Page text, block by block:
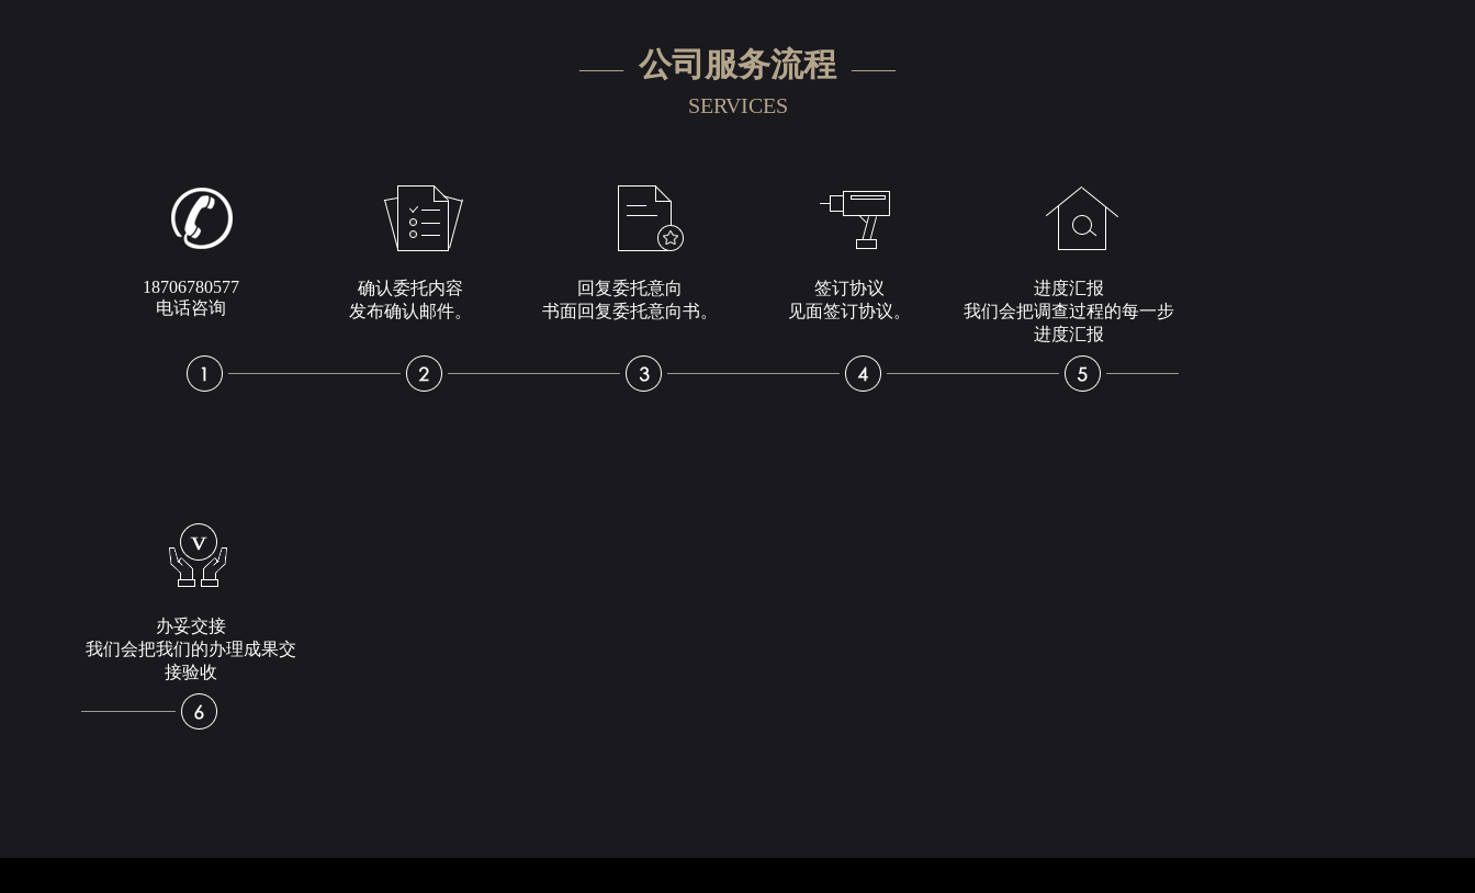
—— 公司服务流程
——
SERVICES
18706780577
电话咨询
确认委托内容
发布确认邮件。
回复委托意向
书面回复委托意向书。
签订协议
见面签订协议。
进度汇报
我们会把调查过程的每一步
进度汇报
办妥交接
我们会把我们的办理成果交
接验收